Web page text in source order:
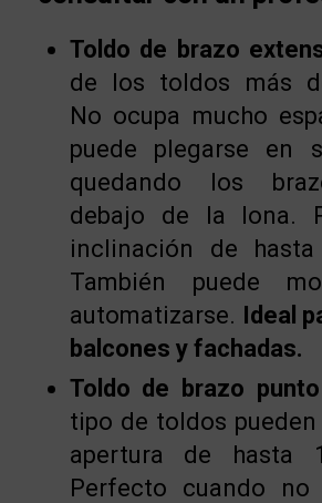
Toldo de brazo
de los toldos más
No ocupa mucho
puede plegarse en
quedando los
debajo de la lona.
inclinación de
También puede
automatizarse. Ideal
balcones y fachadas.
Toldo de brazo
tipo de toldos
apertura de hasta
Perfecto cuando no